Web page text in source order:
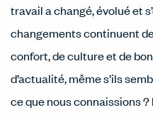
travail a changé, évolué et
changements continuent
confort, de culture et de
d’actualité, même s’ils
ce que nous connaissions